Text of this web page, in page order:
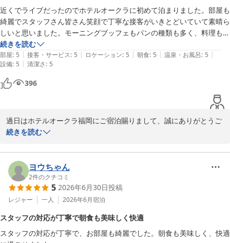
2026-07-05
近くでライブだったのでホテルオークラに初めて泊まりました。部屋も
綺麗でスタッフさん皆さん笑顔で丁寧な接客がいきとどいていて素晴ら
しいと思いました。モーニングブッフェもパンの種類も多く、料理も美
味しかったです。
また泊まりたいし、友達にもおすすめしたいと思いました。
続きを読む
部屋: 5 | 接客・サービス: 5 | ロケーション: 5 | 朝食: 5 | 温泉・お風呂: 5 |
設備: 5 | 清潔さ: 5
396
過日はホテルオークラ福岡にご宿泊賜りまして、誠にありがとうご
ざいます。ライブの余韻をそこなうことなくお過ごし頂けて大変嬉
ますので、是非またご来館くださいませ。心よりお待ち申し上げて
ホテルオークラ福岡
2026-05-16
続きを読む
ヨウちゃん
2件のクチコミ
5 2026年6月30日投稿
レジャー 一人 2026年6月宿泊
スタッフの対応が丁寧で朝食も美味しく快適
スタッフの対応が丁寧で、お部屋も綺麗でした。朝食も美味しく、快適